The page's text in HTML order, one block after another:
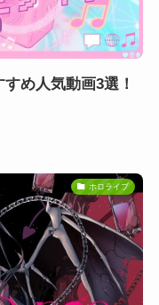
め人気動画3選！
ホロライブ